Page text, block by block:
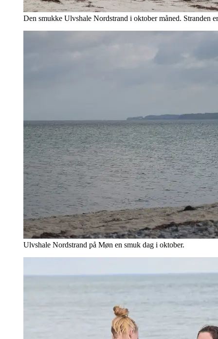
Den smukke Ulvshale Nordstrand i oktober måned. Stranden
Ulvshale Nordstrand på Møn en smuk dag i oktober.